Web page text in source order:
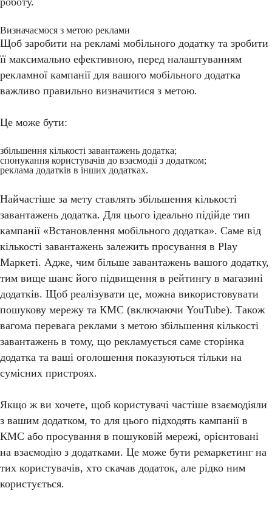
Визначаємося з метою реклами
Щоб заробити на рекламі мобільного додатку та зробити
її максимально ефективною, перед налаштуванням
рекламної кампанії для вашого мобільного додатка
важливо правильно визначитися з метою.
Це може бути:
збільшення кількості завантажень додатка;
спонукання користувачів до взаємодії з додатком;
реклама додатків в інших додатках.
Найчастіше за мету ставлять збільшення кількості
завантажень додатка. Для цього ідеально підійде тип
кампанії «Встановлення мобільного додатка». Саме від
кількості завантажень залежить просування в Play
Маркеті. Адже, чим більше завантажень вашого додатку,
тим вище шанс його підвищення в рейтингу в магазині
додатків. Щоб реалізувати це, можна використовувати
пошукову мережу та КМС (включаючи YouTube). Також
вагома перевага реклами з метою збільшення кількості
завантажень в тому, що рекламується саме сторінка
додатка та ваші оголошення показуються тільки на
сумісних пристроях.
Якщо ж ви хочете, щоб користувачі частіше взаємодіяли
з вашим додатком, то для цього підходять кампанії в
КМС або просування в пошуковій мережі, орієнтовані
на взаємодію з додатками. Це може бути ремаркетинг на
тих користувачів, хто скачав додаток, але рідко ним
користується.